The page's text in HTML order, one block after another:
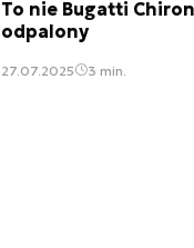
To nie Bugatti
odpalony
27.07.2025 3 min.